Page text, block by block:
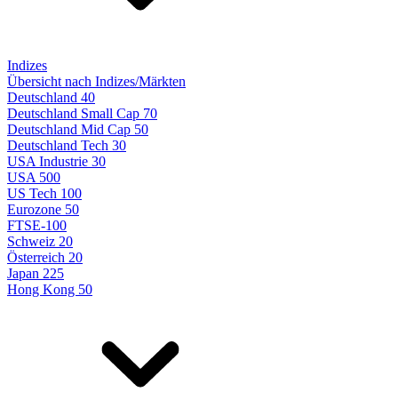
Indizes
Übersicht nach Indizes/Märkten
Deutschland 40
Deutschland Small Cap 70
Deutschland Mid Cap 50
Deutschland Tech 30
USA Industrie 30
USA 500
US Tech 100
Eurozone 50
FTSE-100
Schweiz 20
Österreich 20
Japan 225
Hong Kong 50